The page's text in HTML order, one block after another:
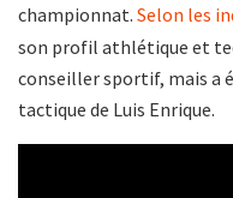
championnat. Selon les
son profil athlétique et
conseiller sportif, mais a
tactique de Luis Enrique.